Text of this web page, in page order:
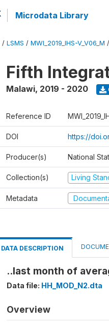
Microdata Library
/ LSMS / MWI_2019_IHS-V_V06_M /
Fifth
Malawi, 2019 - 2020
Reference ID
DOI https://
Producer(s) National
Collection(s) Living
Metadata
DATA DESCRIPTION
..last month of
Data file: HH_MOD_N2.dta
Overview